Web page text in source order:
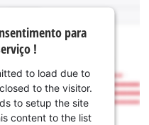
para
!
to load due to
to the visitor.
to setup the site
content to the list